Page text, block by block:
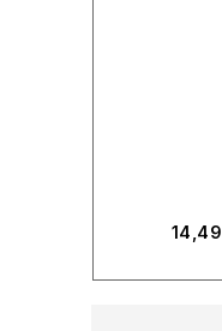
14,49